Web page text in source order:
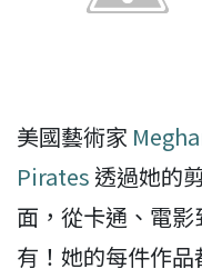
美國藝術家
Pirates 透過她的
面，從卡通、電
有！她的每件作